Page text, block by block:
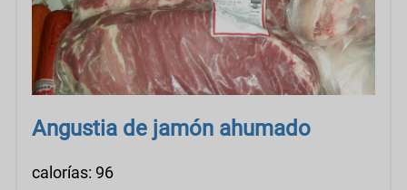
Angustia de jamón ahumado
calorías: 96